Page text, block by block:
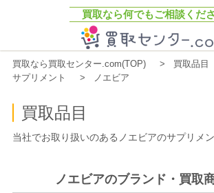
買取なら何でもご相談くだ
買取なら買取センター.com(TOP)
買取品目
サプリメント
ノエビア
買取品目
当社でお取り扱いのあるノエビアのサプリメ
ノエビアのブランド・買取